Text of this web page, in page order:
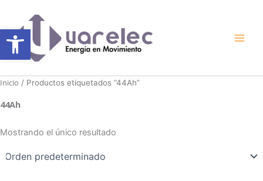
Abrir barra de herramientas
contenido
Inicio / Productos etiquetados “44Ah”
44Ah
Mostrando el único resultado